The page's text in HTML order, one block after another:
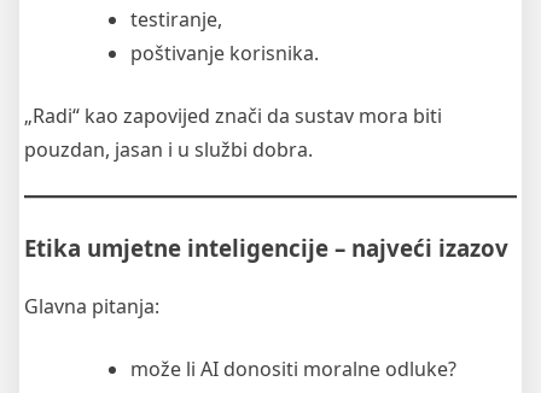
testiranje,
poštivanje korisnika.
„Radi“ kao zapovijed znači da sustav mora biti
pouzdan, jasan i u službi dobra.
Etika umjetne inteligencije – najveći izazov
Glavna pitanja:
može li AI donositi moralne odluke?